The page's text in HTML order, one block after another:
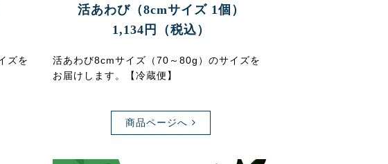
ズを
活あわび（8cmサイズ 1個）
1,134円（税込）
活あわび8cmサイズ（70～80g）のサイズを
お届けします。【冷蔵便】
商品ページへ